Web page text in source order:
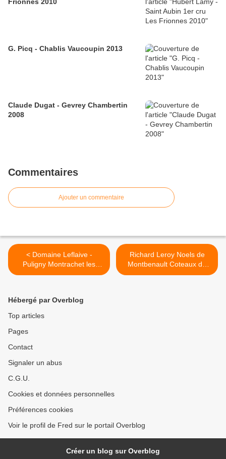
G. Picq - Chablis Vaucoupin 2013
Claude Dugat - Gevrey Chambertin
2008
Commentaires
Ajouter un commentaire
< Domaine Leflaive -
Puligny Montrachet les
Pucelles 2005
Richard Leroy Noels de
Montbenault Coteaux du
Layon Faye 2005 >
Hébergé par Overblog
Top articles
Pages
Contact
Signaler un abus
C.G.U.
Cookies et données personnelles
Préférences cookies
Voir le profil de Fred sur le portail Overblog
Créer un blog sur Overblog